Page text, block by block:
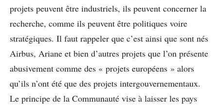
projets peuvent être industriels, ils peuvent concerner la
recherche, comme ils peuvent être politiques voire
stratégiques. Il faut rappeler que c’est ainsi que sont nés
Airbus, Ariane et bien d’autres projets que l’on présente
abusivement comme des « projets européens » alors
qu’ils n’ont été que des projets intergouvernementaux.
Le principe de la Communauté vise à laisser les pays